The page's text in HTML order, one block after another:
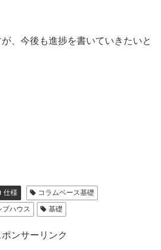
、今後も進捗を書いていきたいと
仕様
コラムベース基礎
ブハウス 基礎
ポンサーリンク